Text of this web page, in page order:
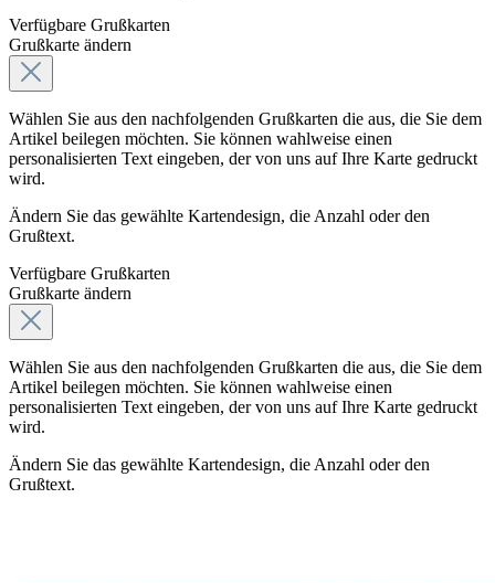
Verfügbare Grußkarten
Grußkarte ändern
Wählen Sie aus den nachfolgenden Grußkarten die aus, die Sie dem
Artikel beilegen möchten. Sie können wahlweise einen
personalisierten Text eingeben, der von uns auf Ihre Karte gedruckt
wird.
Ändern Sie das gewählte Kartendesign, die Anzahl oder den
Grußtext.
Verfügbare Grußkarten
Grußkarte ändern
Wählen Sie aus den nachfolgenden Grußkarten die aus, die Sie dem
Artikel beilegen möchten. Sie können wahlweise einen
personalisierten Text eingeben, der von uns auf Ihre Karte gedruckt
wird.
Ändern Sie das gewählte Kartendesign, die Anzahl oder den
Grußtext.